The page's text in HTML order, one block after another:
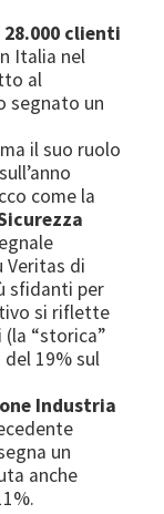
28.000 clienti
Italia nel
al
segnato un
il suo ruolo
come la
Veritas di
sfidanti per
si riflette
“storica”
19% sul
Industria
un
anche